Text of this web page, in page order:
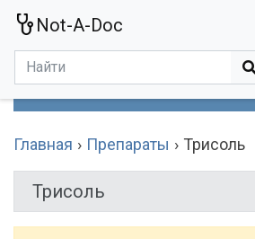
Not-A-Doc
Главная Препараты Трисоль
Трисоль